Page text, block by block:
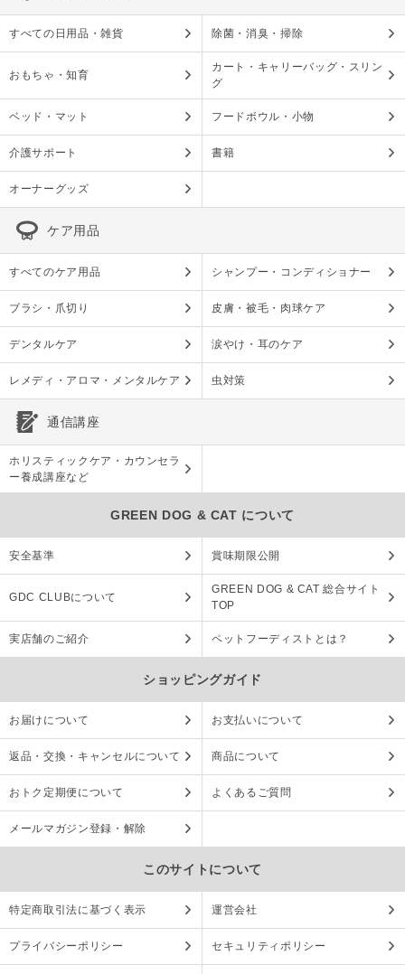
すべての日用品・雑貨 除菌・消臭・掃除
おもちゃ・知育
カート・キャリーバッグ・スリン
グ
ベッド・マット フードボウル・小物
介護サポート 書籍
オーナーグッズ
ケア用品
すべてのケア用品 シャンプー・コンディショナー
ブラシ・爪切り 皮膚・被毛・肉球ケア
デンタルケア 涙やけ・耳のケア
レメディ・アロマ・メンタルケア 虫対策
通信講座
ホリスティックケア・カウンセラ
ー養成講座など
GREEN DOG & CAT について
安全基準 賞味期限公開
GDC CLUBについて
GREEN DOG & CAT 総合サイト
TOP
実店舗のご紹介 ペットフーディストとは？
ショッピングガイド
お届けについて お支払いについて
返品・交換・キャンセルについて 商品について
おトク定期便について よくあるご質問
メールマガジン登録・解除
このサイトについて
特定商取引法に基づく表示 運営会社
プライバシーポリシー セキュリティポリシー